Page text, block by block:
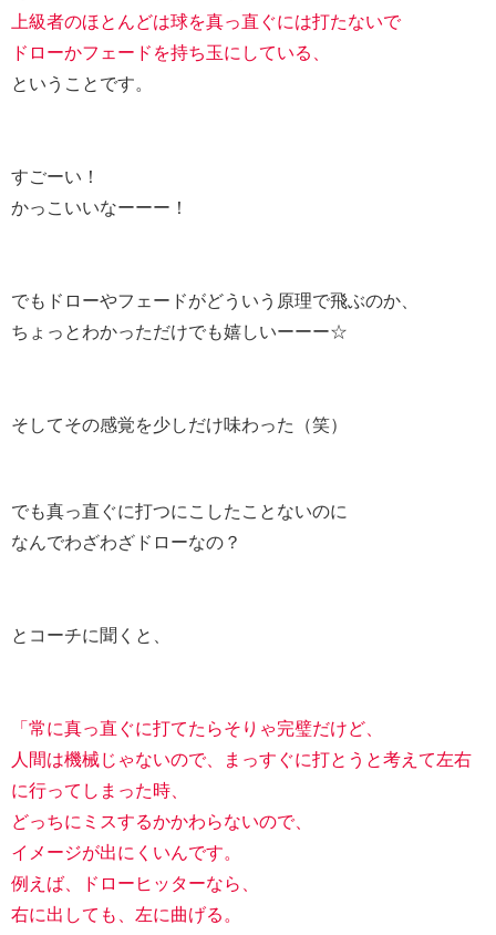
上級者のほとんどは球を真っ直ぐには打たないで
ドローかフェードを持ち玉にしている、
ということです。
すごーい！
かっこいいなーーー！
でもドローやフェードがどういう原理で飛ぶのか、
ちょっとわかっただけでも嬉しいーーー☆
そしてその感覚を少しだけ味わった（笑）
でも真っ直ぐに打つにこしたことないのに
なんでわざわざドローなの？
とコーチに聞くと、
「常に真っ直ぐに打てたらそりゃ完璧だけど、
人間は機械じゃないので、まっすぐに打とうと考えて左右
に行ってしまった時、
どっちにミスするかかわらないので、
イメージが出にくいんです。
例えば、ドローヒッターなら、
右に出しても、左に曲げる。